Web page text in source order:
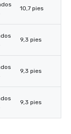
10,7 pies
9,3 pies
9,3 pies
9,3 pies